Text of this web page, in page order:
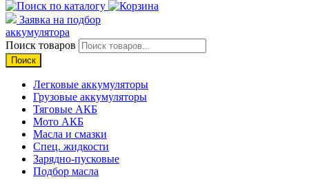
Заявка на подбор
аккумулятора
Поиск товаров
Поиск
Легковые аккумуляторы
Грузовые аккумуляторы
Тяговые АКБ
Мото АКБ
Масла и смазки
Спец. жидкости
Зарядно-пусковые
Подбор масла